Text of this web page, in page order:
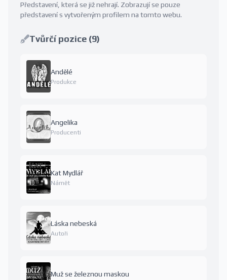
Představení, která se již nehrají. Zobrazují se pouze
představení s vytvořeným profilem na tomto webu.
Tvůrčí pozice (9)
Andělé
Produkce
Angelika
Producenti
Kat Mydlář
Námět
Láska nebeská
Autoři
Muž se železnou maskou